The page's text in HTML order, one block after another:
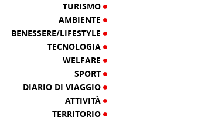
TURISMO
AMBIENTE
BENESSERE/LIFESTYLE
TECNOLOGIA
WELFARE
SPORT
DIARIO DI VIAGGIO
ATTIVITÀ
TERRITORIO